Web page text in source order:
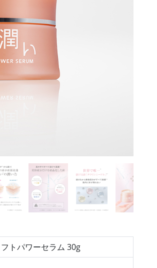
トパワーセラム 30g